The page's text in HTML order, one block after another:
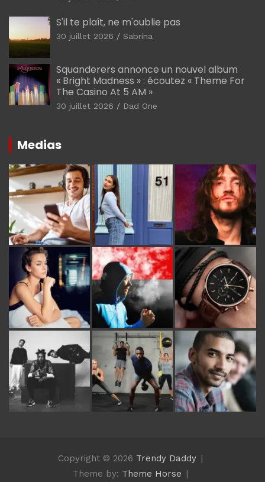
S'il te plaît, ne m'oublie pas
30 juillet 2026 Sabrina
Squanderers annonce un nouvel album
« Bright Madness » : écoutez « Theme For
The Casino At 5 AM »
30 juillet 2026 Dad One
Medias
Copyright © 2026 Trendy Daddy
Theme by: Theme Horse